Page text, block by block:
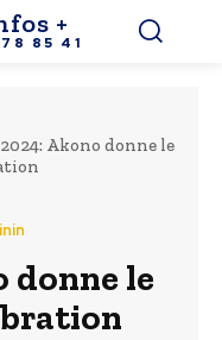
+
85 41
Akono donne le
donne le